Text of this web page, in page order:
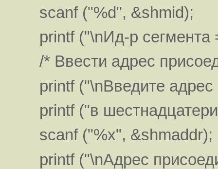
scanf ("%d", &shmid);
printf ("\nИд-р сегмента
/* Ввести адрес
printf ("\nВведите адрес
printf ("в
scanf ("%x", &shmaddr);
printf ("\nАдрес